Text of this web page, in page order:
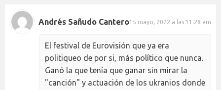
Andrés Sañudo Cantero15 mayo, 2022 a las 11:28 am
El festival de Eurovisión que ya era
politiqueo de por si, más político que nunca.
Ganó la que tenía que ganar sin mirar la
"canción" y actuación de los ukranios donde